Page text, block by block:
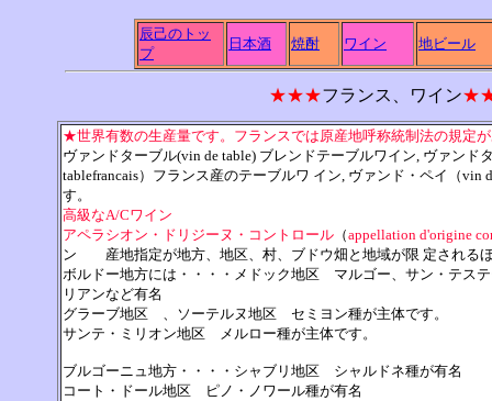
★★★フランス、ワイン
★世界有数の生産量です。フランスでは原産地呼称統制法の規定が
ヴァンドターブル(vin de table) ブレンドテーブルワイン, ヴァンド
tablefrancais）フランス産のテーブルワ イン, ヴァンド・ペイ（vin
す。
高級なA/Cワイン
アペラシオン・ドリジーヌ・コントロール （appellation d'origine
ン 産地指定が地方、地区、村、ブドウ畑と地域が限 定されるほ
ボルドー地方には・・・・メドック地区 マルゴー、サン・テス
リアンなど有名
グラーブ地区 、ソーテルヌ地区 セミヨン種が主体です。
サンテ・ミリオン地区 メルロー種が主体です。
ブルゴーニュ地方・・・・シャブリ地区 シャルドネ種が有名
コート・ドール地区 ピノ・ノワール種が有名
辰己のトッ
プ
日本酒 焼酎 ワイン 地ビール